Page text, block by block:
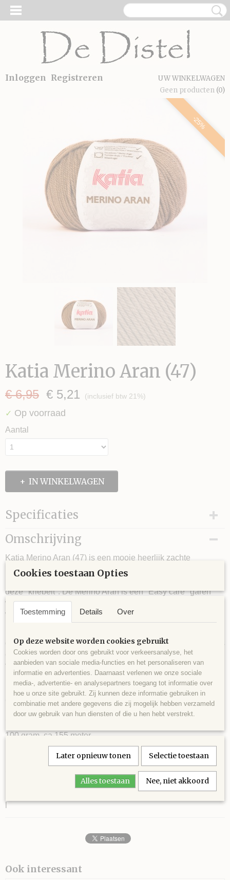
Inloggen Registreren
UW WINKELWAGEN
Geen producten (0)
-25%
Katia Merino Aran (47)
€ 6,95 € 5,21 (inclusief btw 21%)
✓ Op voorraad
Aantal
IN WINKELWAGEN
Specificaties
Looplengte
Stekenverhouding (10x10 cm)
Omschrijving
Katia Merino Aran (47) is een mooie heerlijk zachte
Merinowol met Acryl. Doordat er Merinowol is gebruikt kan
bijna iedereen deze op de blote huid dragen zonder dat
deze "kriebelt". De Merino Aran is een "Easy care" garen
wat betekend dat deze makkelijk wast en zelfs in de
wasdroger kan.
de uitstekende prijs- kwaliteitsverhouding. De Merino Aran is
een middendik garen en wordt veel gebuikt voor truien,
vesten en sjalen.
6 bollen voor maat 42
52% Merinowol en 48% Acryl
100 gram. ca 155 meter.
Naalddikte: 4½ - 5½.
Stekenverhouding: 16 steken 20 naalden.
l
Ook interessant
Cookies toestaan Opties
Toestemming Details Over
Op deze website worden cookies gebruikt
Cookies worden door ons gebruikt voor verkeersanalyse, het
aanbieden van sociale media-functies en het personaliseren van
informatie en advertenties. Daarnaast verlenen we onze sociale
media-, advertentie- en analysepartners toegang tot informatie over
hoe u onze site gebruikt. Zij kunnen deze informatie gebruiken in
combinatie met andere gegevens die zij mogelijk hebben verzameld
door uw gebruik van hun diensten of die u hen hebt verstrekt.
Later opnieuw tonen Selectie toestaan
Alles toestaan Nee, niet akkoord